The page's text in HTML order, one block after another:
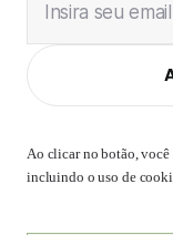
Insira seu email
Ao clicar no botão,
incluindo o uso de